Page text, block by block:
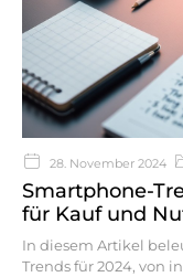
28. November 2024
Smartphone-
für Kauf und
In diesem Artikel
Trends für 2024, von